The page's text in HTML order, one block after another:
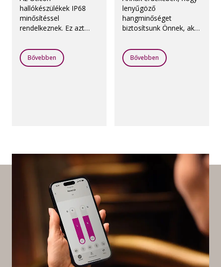
hallókészülékek IP68
minősítéssel
rendelkeznek. Ez azt
a nedvességnek és a
pornak.
Bővebben
lenyűgöző
hangminőséget
biztosítsunk Önnek, akár
hangot továbbít
valamilyen eszközről,
létrehoztunk egy külön
Bővebben